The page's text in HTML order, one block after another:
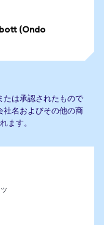
(Ondo
は承認されたもので
名およびその他の商
ます。